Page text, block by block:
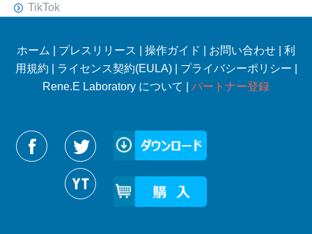
TikTok
ホーム プレスリリース 操作ガイド お問い合わせ
利
用規約
ライセンス契約(EULA)| プライバシーポリシー
Rene.E Laboratory について | パートナー登録
Reneelabをフォローする